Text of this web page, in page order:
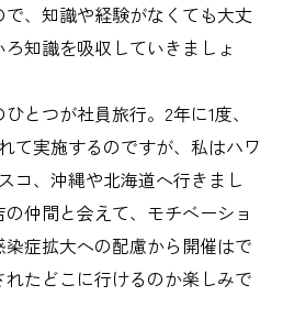
、知識や経験がなくても大丈
知識を吸収していきましょ
とつが社員旅行。2年に1度、
て実施するのですが、私はハワ
コ、沖縄や北海道へ行きまし
仲間と会えて、モチベーショ
症拡大への配慮から開催はで
たどこに行けるのか楽しみで